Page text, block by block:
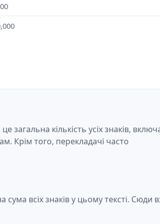
загальна кількість усіх знаків,
Крім того, перекладачі часто
сума всіх знаків у цьому тексті. Сюди